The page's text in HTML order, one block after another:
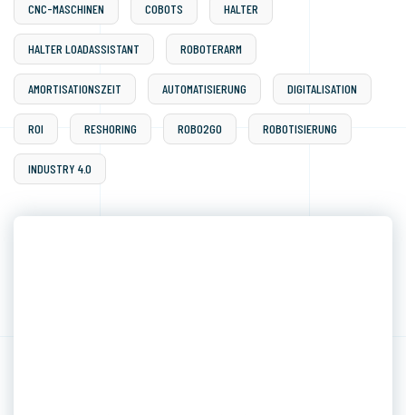
CNC-MASCHINEN COBOTS HALTER
HALTER LOADASSISTANT ROBOTERARM
AMORTISATIONSZEIT AUTOMATISIERUNG DIGITALISATION
ROI RESHORING ROBO2GO ROBOTISIERUNG
INDUSTRY 4.0